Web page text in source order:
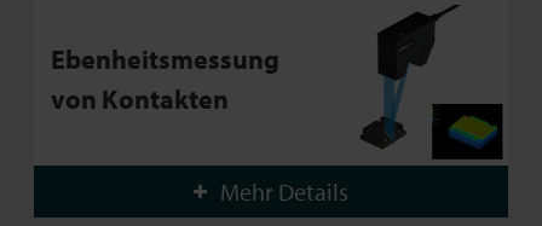
Ebenheitsmessung
von Kontakten
Mehr Details